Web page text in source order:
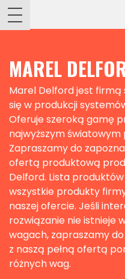
MAREL
Marel Delford jest firmą
się w produkcji
Oferuje szeroką gamę
najwyższym światowym
Zapraszamy do
ofertą produktową
Delford. Lista
wszystkie produkty
naszej ofercie. Jeśli
rozwiązanie nie istnieje
wagach, zapraszamy
z naszą pełną ofertą
różnych wag.